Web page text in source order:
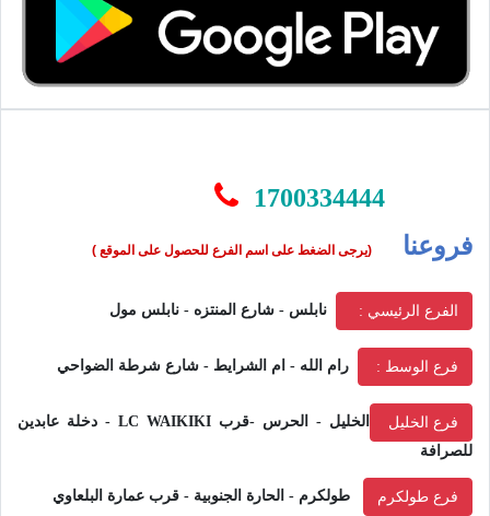
1700334444
فروعنا (يرجى الضغط على اسم الفرع للحصول على الموقع )
الفرع الرئيسي : نابلس - شارع المنتزه - نابلس مول
فرع الوسط : رام الله - ام الشرايط - شارع شرطة الضواحي
فرع الخليل
الخليل - الحرس -قرب LC WAIKIKI - دخلة عابدين
للصرافة
فرع طولكرم طولكرم - الحارة الجنوبية - قرب عمارة البلعاوي